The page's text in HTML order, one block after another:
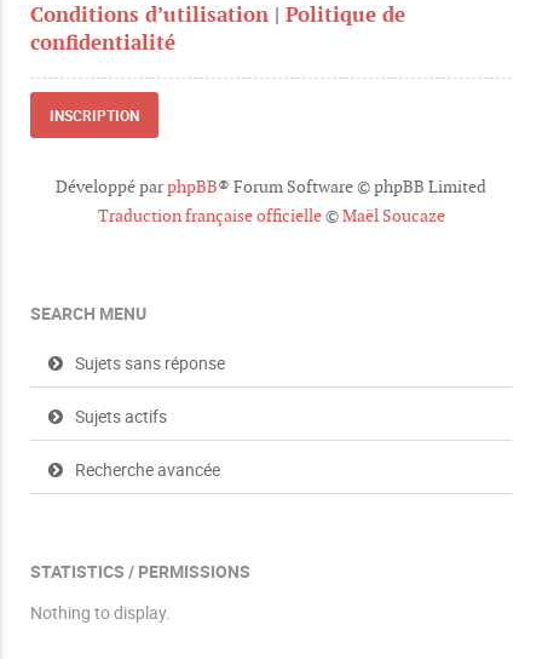
Conditions d’utilisation | Politique de
confidentialité
INSCRIPTION
Développé parphpBB® Forum Software © phpBB Limited
Traduction française officielle©Maël Soucaze
SEARCH MENU
Sujets sans réponse
Sujets actifs
Recherche avancée
STATISTICS / PERMISSIONS
Nothing to display.